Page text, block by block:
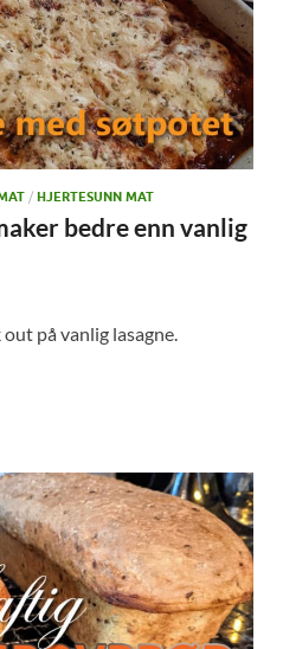
/ HJERTESUNN MAT
bedre enn vanlig
på vanlig lasagne.